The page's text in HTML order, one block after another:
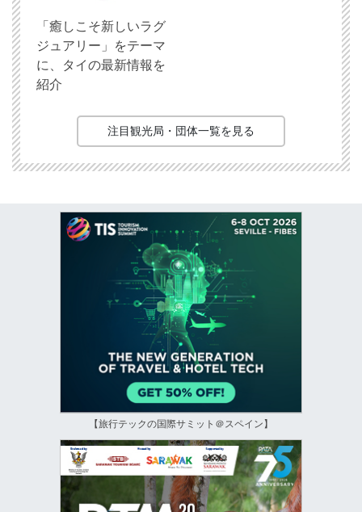
「癒しこそ新しいラグ
ジュアリー」をテーマ
に、タイの最新情報を
紹介
注目観光局・団体一覧を見る
【旅行テックの国際サミット＠スペイン】